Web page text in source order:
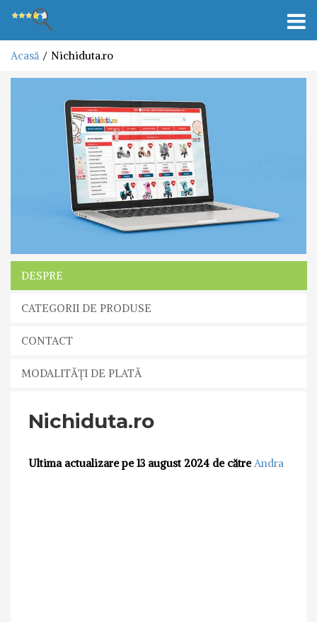
Acasă Nichiduta.ro
DESPRE
CATEGORII DE PRODUSE
CONTACT
MODALITĂȚI DE PLATĂ
Nichiduta.ro
Ultima actualizare pe 13 august 2024 de către Andra